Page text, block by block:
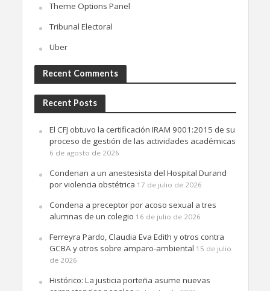
Theme Options Panel
Tribunal Electoral
Uber
Recent Comments
Recent Posts
El CFJ obtuvo la certificación IRAM 9001:2015 de su
proceso de gestión de las actividades académicas
6 de agosto de 2026
Condenan a un anestesista del Hospital Durand
por violencia obstétrica 17 de julio de 2026
Condena a preceptor por acoso sexual a tres
alumnas de un colegio 16 de julio de 2026
Ferreyra Pardo, Claudia Eva Edith y otros contra
GCBA y otros sobre amparo-ambiental 15 de julio
de 2026
Histórico: La justicia porteña asume nuevas